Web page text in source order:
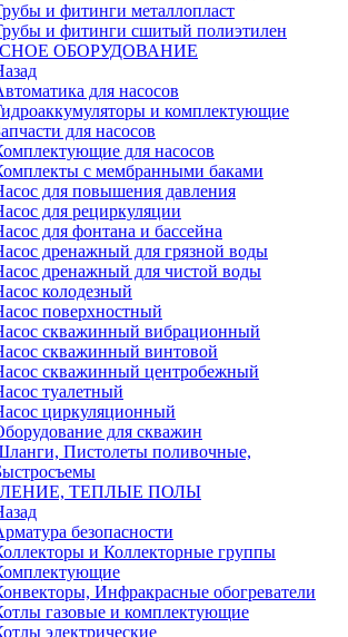
и фитинги металлопласт
и фитинги сшитый полиэтилен
ОБОРУДОВАНИЕ
для насосов
и комплектующие
для насосов
для насосов
с мембранными баками
для повышения давления
для рециркуляции
для фонтана и бассейна
дренажный для грязной воды
дренажный для чистой воды
колодезный
поверхностный
скважинный вибрационный
скважинный винтовой
скважинный центробежный
туалетный
циркуляционный
для скважин
Пистолеты поливочные,
ТЕПЛЫЕ ПОЛЫ
безопасности
и Коллекторные группы
Инфракрасные обогреватели
газовые и комплектующие
электрические